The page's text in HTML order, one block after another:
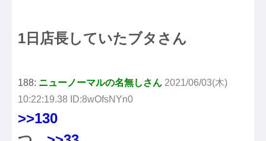
1日店長していたブタさん
188: ニューノーマルの名無しさん 2021/06/03(木)
10:22:19.38 ID:8wOfsNYn0
>>130